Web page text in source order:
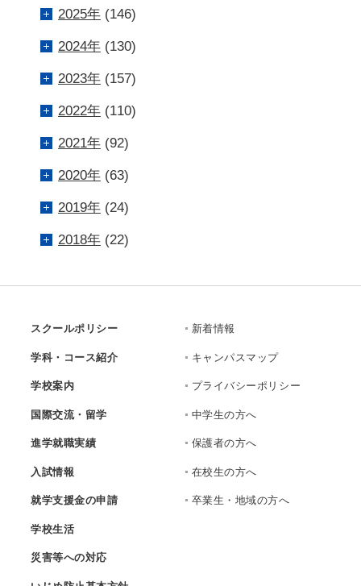
2025年(146)
2024年(130)
2023年(157)
2022年(110)
2021年(92)
2020年(63)
2019年(24)
2018年(22)
スクールポリシー
学科・コース紹介
学校案内
国際交流・留学
進学就職実績
入試情報
就学支援金の申請
学校生活
災害等への対応
新着情報
キャンパスマップ
プライバシーポリシー
中学生の方へ
保護者の方へ
在校生の方へ
卒業生・地域の方へ